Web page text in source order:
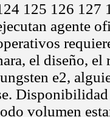
125 126 127
agente
el diseño, el
e2,
volumen